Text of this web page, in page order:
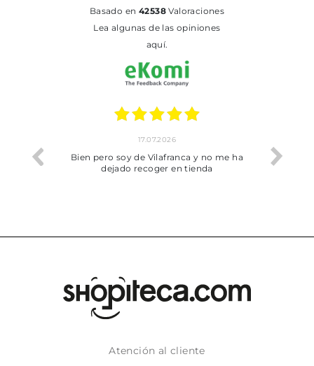
basado en 42538Valoraciones
Lea algunas de las opiniones
aquí.
trobat
17.07.2026
Bien pero soy de Vilafranca y no me ha
dejado recoger en tienda
Atención al cliente